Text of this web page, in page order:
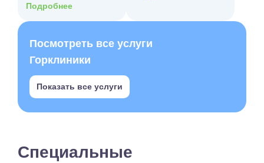
Подробнее
Посмотреть все услуги
Горклиники
Показать все услуги
Специальные